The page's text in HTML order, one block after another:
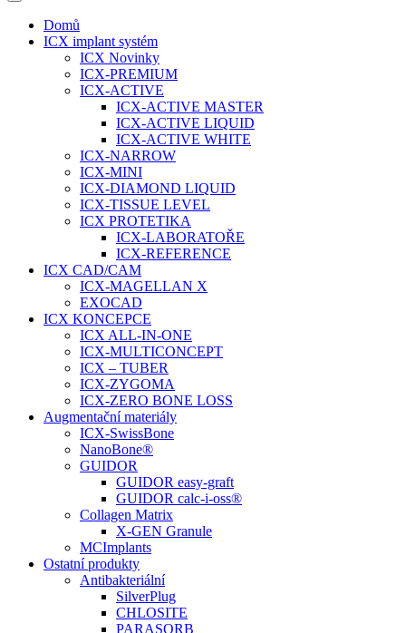
Domů
ICX implant systém
ICX Novinky
ICX-PREMIUM
ICX-ACTIVE
ICX-ACTIVE MASTER
ICX-ACTIVE LIQUID
ICX-ACTIVE WHITE
ICX-NARROW
ICX-MINI
ICX-DIAMOND LIQUID
ICX-TISSUE LEVEL
ICX PROTETIKA
ICX-LABORATOŘE
ICX-REFERENCE
ICX CAD/CAM
ICX-MAGELLAN X
EXOCAD
ICX KONCEPCE
ICX ALL-IN-ONE
ICX-MULTICONCEPT
ICX – TUBER
ICX-ZYGOMA
ICX-ZERO BONE LOSS
Augmentační materiály
ICX-SwissBone
NanoBone®
GUIDOR
GUIDOR easy-graft
GUIDOR calc-i-oss®
Collagen Matrix
X-GEN Granule
MCImplants
Ostatní produkty
Antibakteriální
SilverPlug
CHLOSITE
PARASORB